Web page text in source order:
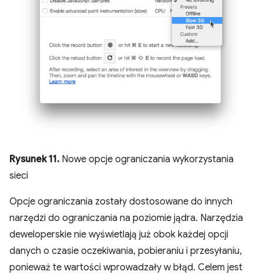
Rysunek 11. Nowe opcje ograniczania wykorzystania
sieci
Opcje ograniczania zostały dostosowane do innych
narzędzi do ograniczania na poziomie jądra. Narzędzia
deweloperskie nie wyświetlają już obok każdej opcji
danych o czasie oczekiwania, pobieraniu i przesyłaniu,
ponieważ te wartości wprowadzały w błąd. Celem jest